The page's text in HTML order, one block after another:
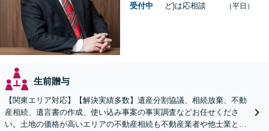
受付中
ど)は応相談
（平日）
生前贈与
【関東エリア対応】【解決実績多数】遺産分割協議、相続放棄、不動
産相続、遺言書の作成、使い込み事案の事実調査などお任せくださ
い。土地の価格が高いエリアの不動産相続も不動産業者や他士業と連